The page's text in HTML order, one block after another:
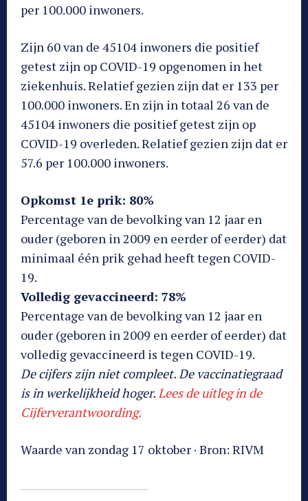
per 100.000 inwoners.
Zijn 60 van de 45104 inwoners die positief
getest zijn op COVID-19 opgenomen in het
ziekenhuis. Relatief gezien zijn dat er 133 per
100.000 inwoners. En zijn in totaal 26 van de
45104 inwoners die positief getest zijn op
COVID-19 overleden. Relatief gezien zijn dat er
57.6 per 100.000 inwoners.
Opkomst 1e prik: 80%
Percentage van de bevolking van 12 jaar en
ouder (geboren in 2009 en eerder of eerder) dat
minimaal één prik gehad heeft tegen COVID-
19.
Volledig gevaccineerd: 78%
Percentage van de bevolking van 12 jaar en
ouder (geboren in 2009 en eerder of eerder) dat
volledig gevaccineerd is tegen COVID-19.
De cijfers zijn niet compleet. De vaccinatiegraad
is in werkelijkheid hoger.Lees de uitleg in de
Cijferverantwoording.
Waarde van zondag 17 oktober · Bron: RIVM